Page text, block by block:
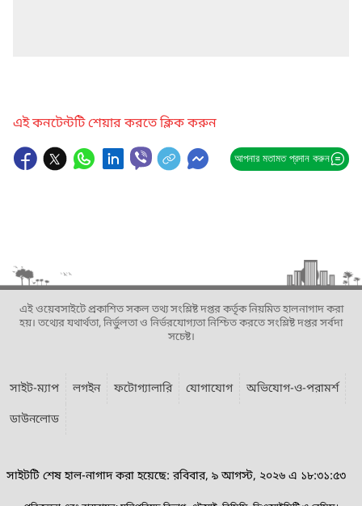
এই কনটেন্টটি শেয়ার করতে ক্লিক করুন
আপনার মতামত প্রদান করুন
এই ওয়েবসাইটে প্রকাশিত সকল তথ্য সংশ্লিষ্ট দপ্তর কর্তৃক নিয়মিত হালনাগাদ করা
হয়। তথ্যের যথার্থতা, নির্ভুলতা ও নির্ভরযোগ্যতা নিশ্চিত করতে সংশ্লিষ্ট দপ্তর সর্বদা
সচেষ্ট।
সাইট-ম্যাপ লগইন ফটোগ্যালারি যোগাযোগ
অভিযোগ-ও-পরামর্শ
ডাউনলোড
সাইটটি শেষ হাল-নাগাদ করা হয়েছে: রবিবার, ৯ আগস্ট, ২০২৬ এ ১৮:৩১:৫৩